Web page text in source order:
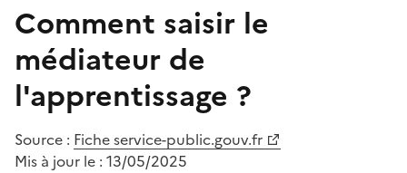
Comment saisir le
médiateur de
l'apprentissage ?
Source : Fiche service-public.gouv.fr
Mis à jour le : 13/05/2025